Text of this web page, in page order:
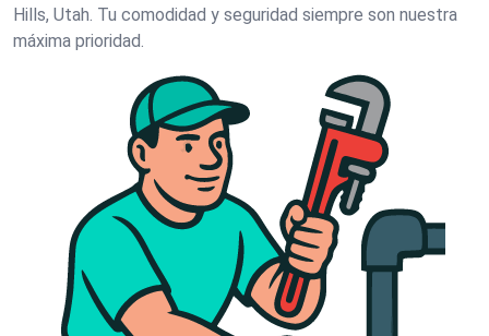
Hills, Utah. Tu comodidad y seguridad siempre son nuestra
máxima prioridad.